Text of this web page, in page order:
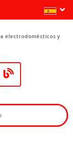
electrodomésticos y